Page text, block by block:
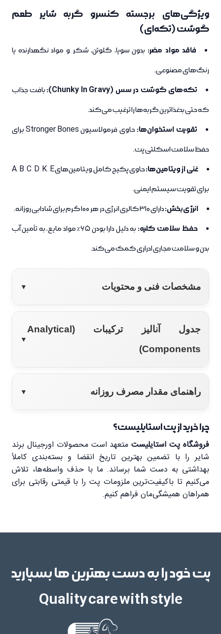
ویژگی‌های برجسته کنسرو گربه شایر طعم
گوشت (تکه‌ای)
فاقد مواد مضر: بدون سویا، گلوتن، شکر و مواد نگهدارنده یا
رنگ‌های مصنوعی.
تکه‌های گوشت در سس (Chunky In Gravy):
بافت جذاب
که حتی بدغذا‌ترین گربه‌ها را ترغیب می‌کند.
تقویت استخوان‌ها:
حاوی فرمولاسیون Stronger Bones برای
حفظ سلامت اسکلتی پت.
غنی از ویتامین‌ها:
حاوی پکیج کامل ویتامین‌های A, B, C, D, K, E
برای تقویت سیستم ایمنی.
انرژی‌بخش:دارای 310 کالری انرژی در هر 100 گرم برای شادابی روزانه.
حفظ سلامت کلیه:
به دلیل دارا بودن 65٪ مواد مایع، به تأمین آب
بدن و سلامت مجاری ادراری کمک می‌کند.
مشخصات فنی و محتویات ▼
ویژگی توضیحات
مدل / کد Chunky Beef / 214132
محتویات
گوشت گوساله، مرغ، هویج، برنج، سیب‌زمینی، آب
گوشت
مناسب
جدول آنالیز ترکیبات (Analytical
Components)
▼
اسیدهای چرب ضروری 12%
چربی (Fat) 2%
راهنمای مقدار مصرف روزانه ▼
وزن گربه (کیلوگرم)
2 تا 5 کیلوگرم 100 تا 200 گرم
توجه:غذا را در دمای محیط سرو کنید و همیشه آب تازه
در دسترس گربه قرار دهید.
چرا خرید از پت استایلیست؟
فروشگاه پت استایلیست متعهد است محصولات اورجینال برند
شایر را با تضمین بهترین تاریخ انقضا و بسته‌بندی کاملاً
بهداشتی به دست شما برساند. ما با حذف واسطه‌ها، تلاش
می‌کنیم تا باکیفیت‌ترین ملزومات پت را با قیمتی رقابتی برای
همراهان همیشگی‌مان فراهم کنیم.
پت خود را به دست بهترین ها بسپارید
Quality care with style